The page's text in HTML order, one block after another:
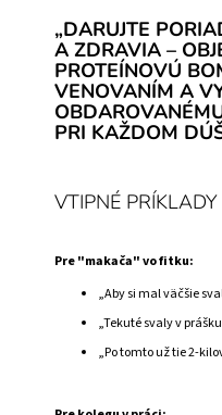
„DARUJTE
A ZDRAVIA –
PROTEÍNOVÚ
VENOVANÍM A
PRI KAŽDOM
VTIPNÉ
Pre "makača" vo fitku:
„Aby si mal väčšie
„Tekuté svaly v
„Po tomto už tie 2-